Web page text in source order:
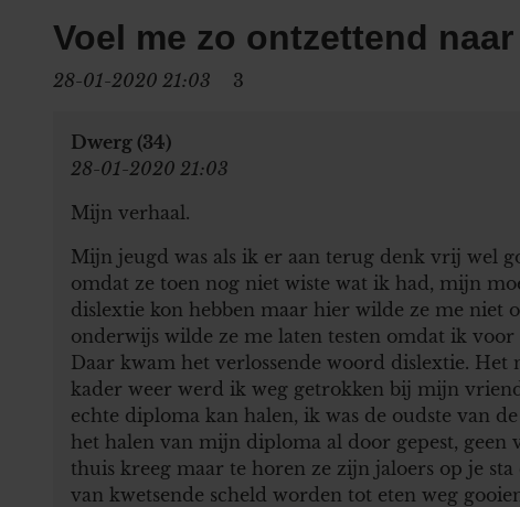
Voel me zo ontzettend naar
28-01-2020 21:03 3
Dwerg (34)
28-01-2020 21:03
Mijn verhaal.
Mijn jeugd was als ik er aan terug denk vrij wel
omdat ze toen nog niet wiste wat ik had, mijn
dislextie kon hebben maar hier wilde ze me niet
onderwijs wilde ze me laten testen omdat ik
Daar kwam het verlossende woord dislextie.
kader weer werd ik weg getrokken bij mijn
echte diploma kan halen, ik was de oudste van
het halen van mijn diploma al door gepest, geen
thuis kreeg maar te horen ze zijn jaloers op je
van kwetsende scheld worden tot eten weg